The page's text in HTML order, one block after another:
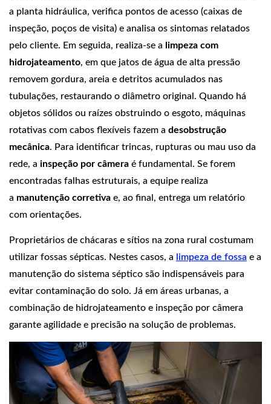
a planta hidráulica, verifica pontos de acesso (caixas de
inspeção, poços de visita) e analisa os sintomas relatados
pelo cliente. Em seguida, realiza‑se a limpeza com
hidrojateamento, em que jatos de água de alta pressão
removem gordura, areia e detritos acumulados nas
tubulações, restaurando o diâmetro original. Quando há
objetos sólidos ou raízes obstruindo o esgoto, máquinas
rotativas com cabos flexíveis fazem a desobstrução
mecânica. Para identificar trincas, rupturas ou mau uso da
rede, a inspeção por câmera é fundamental. Se forem
encontradas falhas estruturais, a equipe realiza
a manutenção corretiva e, ao final, entrega um relatório
com orientações.
Proprietários de chácaras e sítios na zona rural costumam
utilizar fossas sépticas. Nestes casos, a
limpeza de fossa e a
manutenção do sistema séptico são indispensáveis para
evitar contaminação do solo. Já em áreas urbanas, a
combinação de hidrojateamento e inspeção por câmera
garante agilidade e precisão na solução de problemas.